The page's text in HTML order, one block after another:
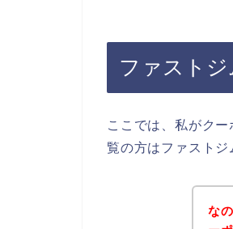
ファスト
ここでは、私がク
覧の方はファストジ
な